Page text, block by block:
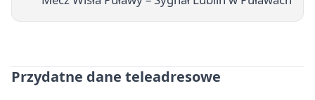
Przydatne dane teleadresowe